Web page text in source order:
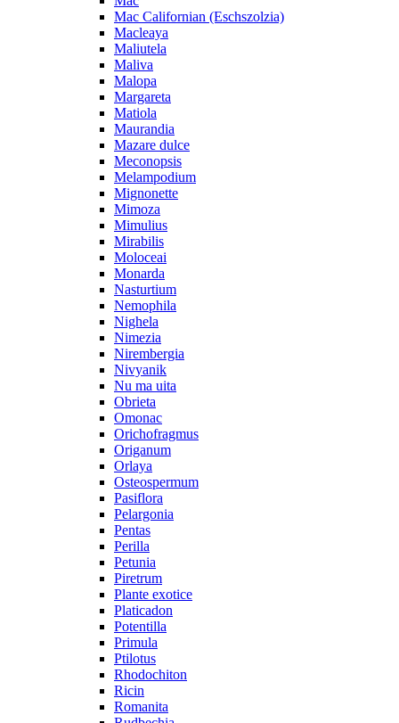
Mac Californian (Eschszolzia)
Macleaya
Maliutela
Maliva
Malopa
Margareta
Matiola
Maurandia
Mazare dulce
Meconopsis
Melampodium
Mignonette
Mimoza
Mimulius
Mirabilis
Moloceai
Monarda
Nasturtium
Nemophila
Nighela
Nimezia
Nirembergia
Nivyanik
Nu ma uita
Obrieta
Omonac
Orichofragmus
Origanum
Orlaya
Osteospermum
Pasiflora
Pelargonia
Pentas
Perilla
Petunia
Piretrum
Plante exotice
Platicadon
Potentilla
Primula
Ptilotus
Rhodochiton
Ricin
Romanita